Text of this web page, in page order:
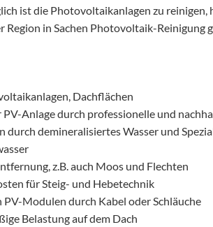
ist die Photovoltaikanlagen zu reinigen,
Region in Sachen Photovoltaik-Reinigung
Dachflächen
Anlage durch professionelle und
durch demineralisiertes Wasser und
z.B. auch Moos und Flechten
für Steig- und Hebetechnik
PV-Modulen durch Kabel oder Schläuche
Belastung auf dem Dach